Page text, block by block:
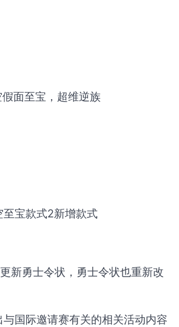
面至宝，超维逆族
宝款式2新增款式
新勇士令状，勇士令状也重新改
国际邀请赛有关的相关活动内容